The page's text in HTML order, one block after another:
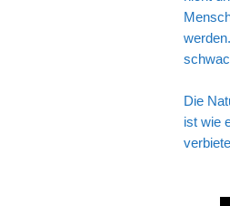
Die
ist wie